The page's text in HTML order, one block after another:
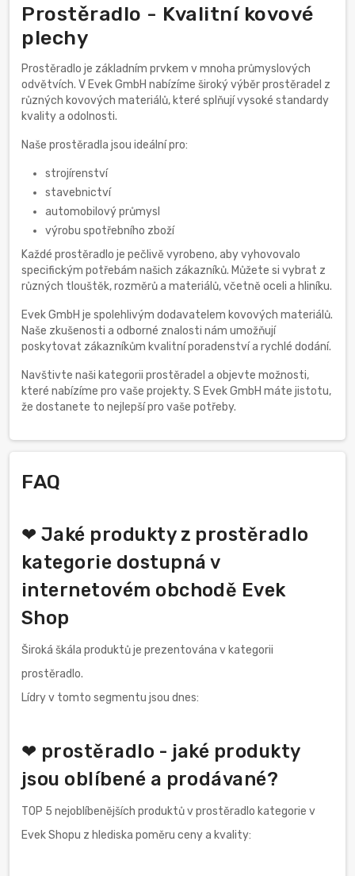
Prostěradlo - Kvalitní kovové
plechy
Prostěradlo je základním prvkem v mnoha průmyslových
odvětvích. V Evek GmbH nabízíme široký výběr prostěradel z
různých kovových materiálů, které splňují vysoké standardy
kvality a odolnosti.
Naše prostěradla jsou ideální pro:
strojírenství
stavebnictví
automobilový průmysl
výrobu spotřebního zboží
Každé prostěradlo je pečlivě vyrobeno, aby vyhovovalo
specifickým potřebám našich zákazníků. Můžete si vybrat z
různých tlouštěk, rozměrů a materiálů, včetně oceli a hliníku.
Evek GmbH je spolehlivým dodavatelem kovových materiálů.
Naše zkušenosti a odborné znalosti nám umožňují
poskytovat zákazníkům kvalitní poradenství a rychlé dodání.
Navštivte naši kategorii prostěradel a objevte možnosti,
které nabízíme pro vaše projekty. S Evek GmbH máte jistotu,
že dostanete to nejlepší pro vaše potřeby.
FAQ
❤ Jaké produkty z prostěradlo
kategorie dostupná v
internetovém obchodě Evek
Shop
Široká škála produktů je prezentována v kategorii
prostěradlo.
Lídry v tomto segmentu jsou dnes:
❤ prostěradlo - jaké produkty
jsou oblíbené a prodávané?
TOP 5 nejoblíbenějších produktů v prostěradlo kategorie v
Evek Shopu z hlediska poměru ceny a kvality: